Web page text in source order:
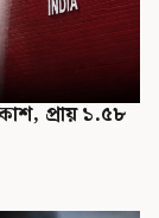
প্রায় ১.৫৮